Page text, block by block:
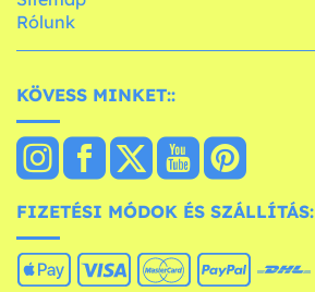
Rólunk
KÖVESS MINKET::
FIZETÉSI MÓDOK ÉS SZÁLLÍTÁS: